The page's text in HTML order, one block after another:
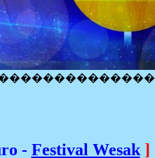
- Festival Wesak ]